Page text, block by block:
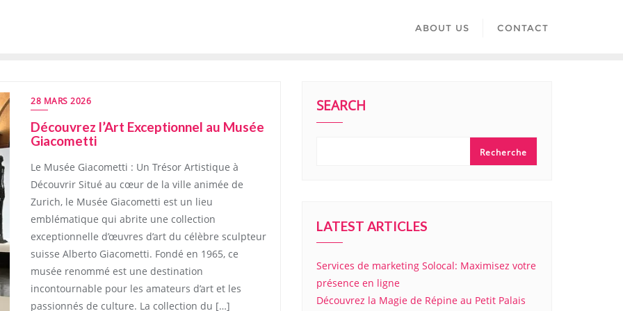
ABOUT US CONTACT
28 MARS 2026
Découvrez l’Art Exceptionnel au Musée
Giacometti
Le Musée Giacometti : Un Trésor Artistique à
Découvrir Situé au cœur de la ville animée de
Zurich, le Musée Giacometti est un lieu
emblématique qui abrite une collection
exceptionnelle d’œuvres d’art du célèbre sculpteur
suisse Alberto Giacometti. Fondé en 1965, ce
musée renommé est une destination
incontournable pour les amateurs d’art et les
passionnés de culture. La collection du […]
SEARCH
Recherche
LATEST ARTICLES
Services de marketing Solocal: Maximisez votre
présence en ligne
Découvrez la Magie de Répine au Petit Palais